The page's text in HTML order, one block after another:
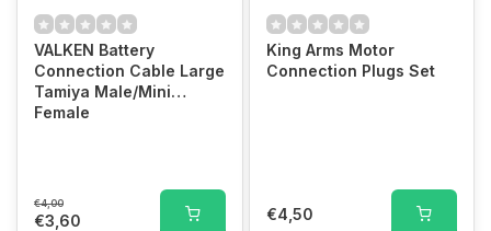
VALKEN Battery
Connection Cable Large
Tamiya Male/Mini
Female
€4,00
€3,60
King Arms Motor
Connection Plugs Set
€4,50